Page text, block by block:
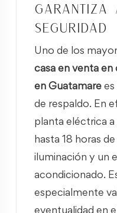
garantiza
seguridad
Uno de los
casa en venta
en Guatamare es
de respaldo. En
planta eléctrica
hasta 18 horas
iluminación y un
acondicionado.
especialmente